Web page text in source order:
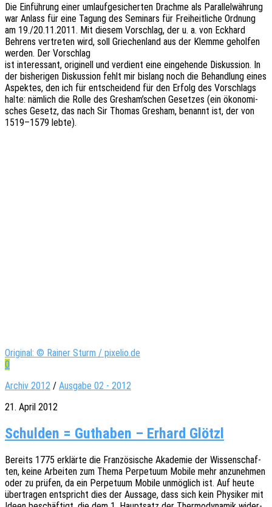
Die Einfüh­rung einer umlauf­ge­si­cher­ten Drach­me als Paral­lel­wäh­rung
war Anlass für eine Tagung des Semi­nars für Frei­heit­li­che Ordnung
am 19./20.11.2011. Mit diesem Vorschlag, der u. a. von Eckhard
Behrens vertre­ten wird, soll Grie­chen­land aus der Klemme gehol­fen
werden. Der Vorschlag
ist inter­es­sant, origi­nell und verdient eine einge­hen­de Diskus­si­on. In
der bishe­ri­gen Diskus­si­on fehlt mir bislang noch die Behand­lung eines
Aspek­tes, den ich für entschei­dend für den Erfolg des Vorschlags
halte: nämlich die Rolle des Gresham’schen Geset­zes (ein ökono­mi­
sches Gesetz, das nach Sir Thomas Gres­ham, benannt ist, der von
1519–1579 lebte).
Original: © Rainer Sturm / pixelio.de
0
Archiv 2012 / Ausgabe 02 - 2012
21. April 2012
Schulden = Guthaben – Erhard Glötzl
Bereits 1775 erklär­te die Fran­zö­si­sche Akade­mie der Wissen­schaf­
ten, keine Arbei­ten zum Thema Perpe­tu­um Mobile mehr anzu­neh­men
oder zu prüfen, da ein Perpe­tu­um Mobile unmög­lich ist. Auf heute
über­tra­gen entspricht dies der Aussa­ge, dass sich kein Physi­ker mit